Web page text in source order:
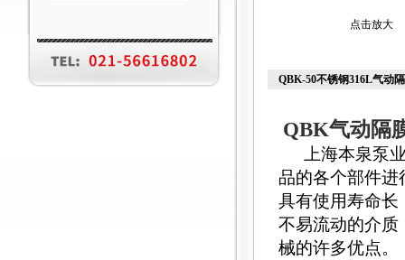
点击放大
QBK-50不锈钢316L气动
QBK气动隔
上海本泉泵
品的各个部件
具有使用寿命长
不易流动的介质
械的许多优点。